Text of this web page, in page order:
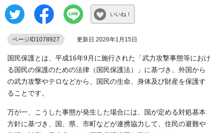
いいね！
ページID1078927 更新日 2026年1月15日
国民保護とは、平成16年9月に施行された「武力攻撃事態等におけ
る国民の保護のための法律（国民保護法）」に基づき、外国から
の武力攻撃やテロなどから、国民の生命、身体及び財産を保護す
ることです。
万が一、こうした事態が発生した場合には、国が定める対処基本
方針に基づき、国、県、市町などが連携協力して、住民の避難や